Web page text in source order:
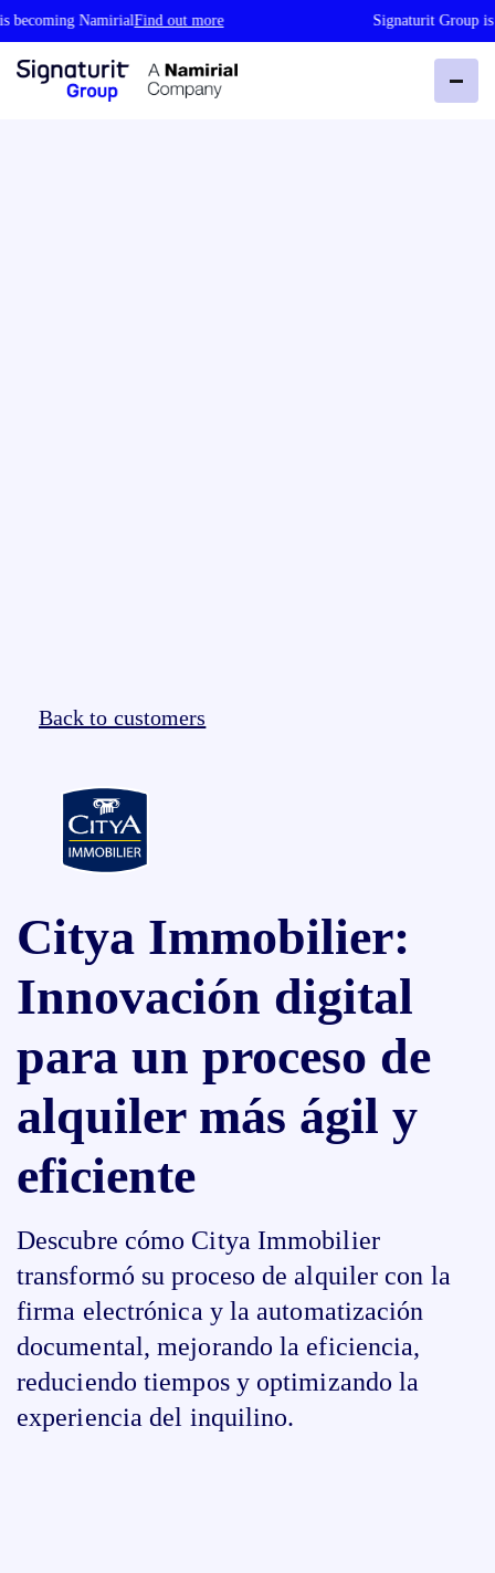
NamirialFind out more Signaturit Group is
Back to customers
Citya Immobilier:
Innovación digital
para un proceso de
alquiler más ágil y
eficiente
Descubre cómo Citya Immobilier
transformó su proceso de alquiler con la
firma electrónica y la automatización
documental, mejorando la eficiencia,
reduciendo tiempos y optimizando la
experiencia del inquilino.